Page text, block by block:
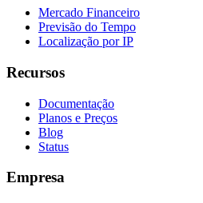
Mercado Financeiro
Previsão do Tempo
Localização por IP
Recursos
Documentação
Planos e Preços
Blog
Status
Empresa